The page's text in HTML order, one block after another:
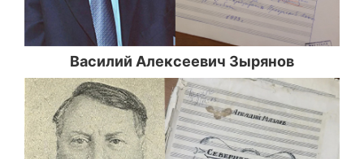
Василий Алексеевич Зырянов